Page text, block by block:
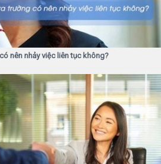
nên nhảy việc liên tục không?